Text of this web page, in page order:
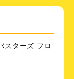
スターズ フロ